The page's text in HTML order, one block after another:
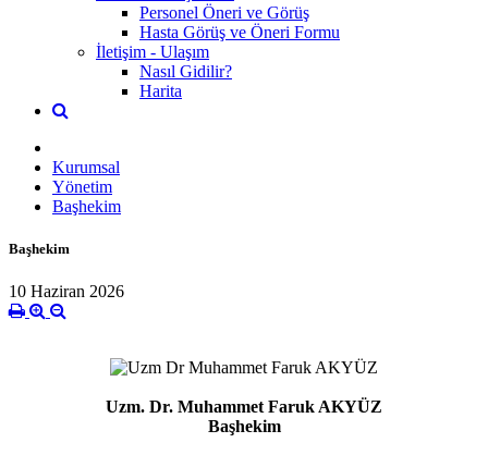
Personel Öneri ve Görüş
Hasta Görüş ve Öneri Formu
İletişim - Ulaşım
Nasıl Gidilir?
Harita
Kurumsal
Yönetim
Başhekim
Başhekim
10 Haziran 2026
Uzm. Dr. Muhammet Faruk AKYÜZ
Başhekim